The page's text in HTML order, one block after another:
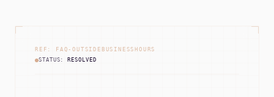
REF: FAQ-OUTSIDEBUSINESSHOURS
STATUS: RESOLVED